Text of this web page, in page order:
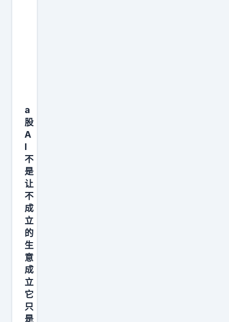
：
未
来
不
要
那
么
多
高
端
H
B
M
内
存
a
股
A
I
不
是
让
不
成
立
的
生
意
成
立
它
只
是